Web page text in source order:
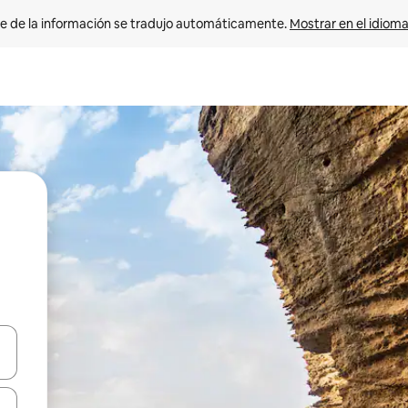
de la información se tradujo automáticamente. Mostrar en el
las teclas de flecha hacia arriba y hacia abajo o explora con el